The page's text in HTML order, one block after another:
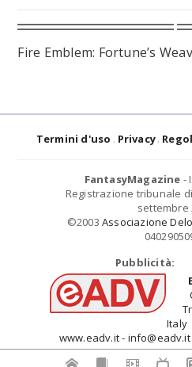
Fire Emblem: Fortune’s
Termini d'uso Privacy
FantasyMagazine -
Registrazione tribunale
settembre
©2003 Associazione
Pubblicità:
Italy
www.eadv.it - info@eadv.it